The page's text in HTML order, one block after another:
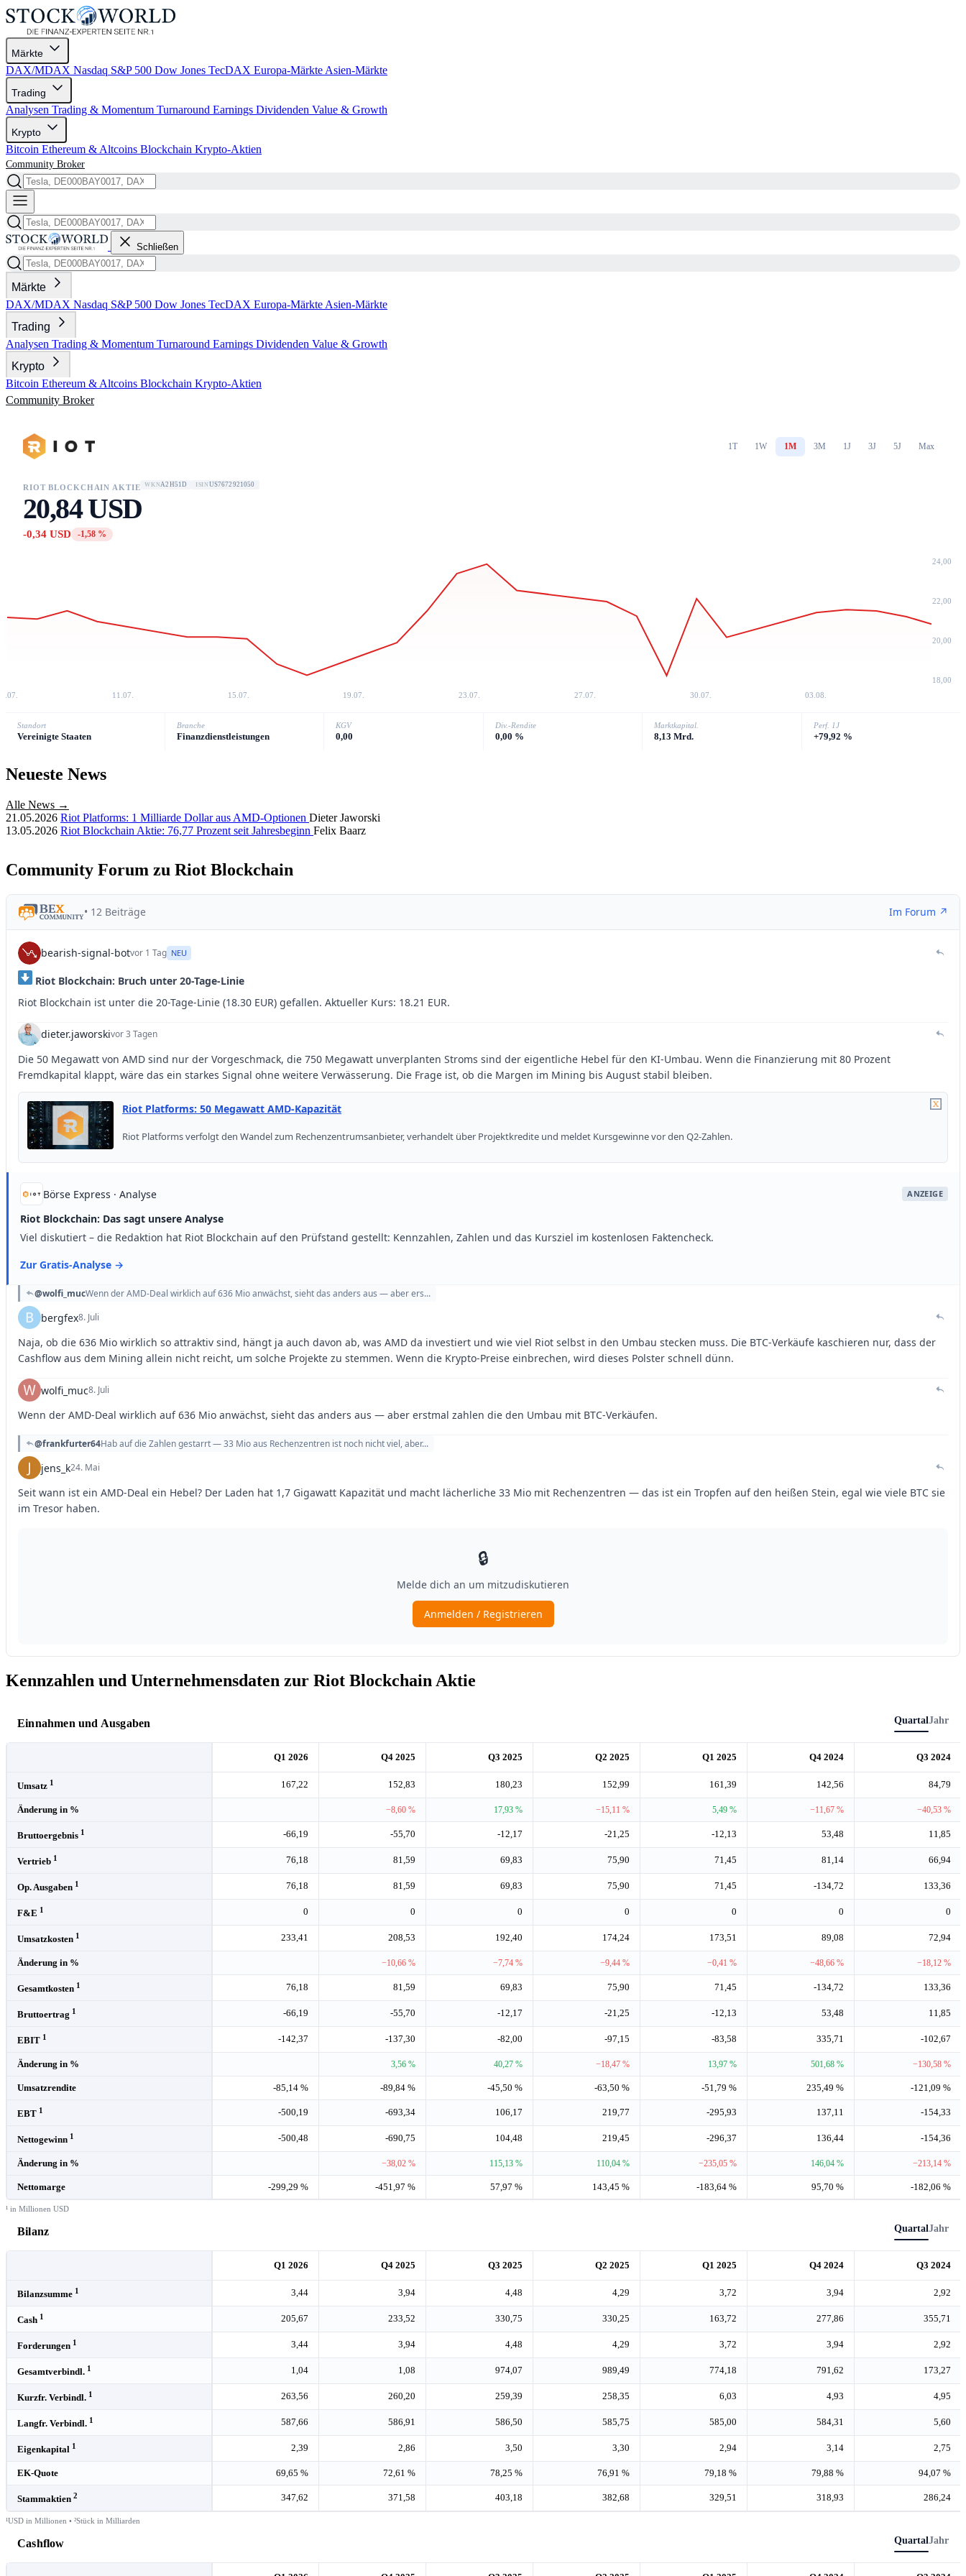
Märkte
DAX/MDAX Nasdaq S&P 500 Dow Jones TecDAX Europa-Märkte Asien-Märkte
Trading
Analysen Trading & Momentum Turnaround Earnings Dividenden Value & Growth
Krypto
Bitcoin Ethereum & Altcoins Blockchain Krypto-Aktien
Community Broker
Schließen
Märkte
DAX/MDAX Nasdaq S&P 500 Dow Jones TecDAX Europa-Märkte Asien-Märkte
Trading
Analysen Trading & Momentum Turnaround Earnings Dividenden Value & Growth
Krypto
Bitcoin Ethereum & Altcoins Blockchain Krypto-Aktien
Community Broker
1T 1W 1M 3M 1J 3J 5J Max
RIOT BLOCKCHAIN AKTIE WKNA2H51D ISIN US7672921050
20,84 USD
-0,34 USD -1,58 %
24,00
22,00
20,00
18,00
11.07. 15.07. 19.07. 23.07. 27.07. 30.07. 03.08.
Standort
Vereinigte Staaten
Branche
Finanzdienstleistungen
KGV
0,00
Div.-Rendite
0,00 %
Marktkapital.
8,13 Mrd.
Perf. 1J
+79,92 %
Neueste News
Alle News →
21.05.2026 Riot Platforms: 1 Milliarde Dollar aus AMD-Optionen Dieter Jaworski
13.05.2026 Riot Blockchain Aktie: 76,77 Prozent seit Jahresbeginn Felix Baarz
Community Forum zu Riot Blockchain
Kennzahlen und Unternehmensdaten zur Riot Blockchain Aktie
Einnahmen und Ausgaben QuartalJahr
Q1 2026 Q4 2025 Q3 2025 Q2 2025 Q1 2025 Q4 2024 Q3 2024
Umsatz 1 167,22 152,83 180,23 152,99 161,39 142,56 84,79
Änderung in % −8,60 % 17,93 % −15,11 % 5,49 % −11,67 % −40,53 %
Bruttoergebnis 1 -66,19 -55,70 -12,17 -21,25 -12,13 53,48 11,85
Vertrieb 1 76,18 81,59 69,83 75,90 71,45 81,14 66,94
Op. Ausgaben 1 76,18 81,59 69,83 75,90 71,45 -134,72 133,36
F&E 1 0 0 0 0 0 0 0
Umsatzkosten 1 233,41 208,53 192,40 174,24 173,51 89,08 72,94
Änderung in % −10,66 % −7,74 % −9,44 % −0,41 % −48,66 % −18,12 %
Gesamtkosten 1 76,18 81,59 69,83 75,90 71,45 -134,72 133,36
Bruttoertrag 1 -66,19 -55,70 -12,17 -21,25 -12,13 53,48 11,85
EBIT 1 -142,37 -137,30 -82,00 -97,15 -83,58 335,71 -102,67
Änderung in % 3,56 % 40,27 % −18,47 % 13,97 % 501,68 % −130,58 %
Umsatzrendite -85,14 % -89,84 % -45,50 % -63,50 % -51,79 % 235,49 % -121,09 %
EBT 1 -500,19 -693,34 106,17 219,77 -295,93 137,11 -154,33
Nettogewinn 1 -500,48 -690,75 104,48 219,45 -296,37 136,44 -154,36
Änderung in % −38,02 % 115,13 % 110,04 % −235,05 % 146,04 % −213,14 %
Nettomarge -299,29 % -451,97 % 57,97 % 143,45 % -183,64 % 95,70 % -182,06 %
¹ in Millionen USD
Bilanz QuartalJahr
Q1 2026 Q4 2025 Q3 2025 Q2 2025 Q1 2025 Q4 2024 Q3 2024
Bilanzsumme 1 3,44 3,94 4,48 4,29 3,72 3,94 2,92
Cash 1 205,67 233,52 330,75 330,25 163,72 277,86 355,71
Forderungen 1 3,44 3,94 4,48 4,29 3,72 3,94 2,92
Gesamtverbindl. 1 1,04 1,08 974,07 989,49 774,18 791,62 173,27
Kurzfr. Verbindl. 1 263,56 260,20 259,39 258,35 6,03 4,93 4,95
Langfr. Verbindl. 1 587,66 586,91 586,50 585,75 585,00 584,31 5,60
Eigenkapital 1 2,39 2,86 3,50 3,30 2,94 3,14 2,75
EK-Quote 69,65 % 72,61 % 78,25 % 76,91 % 79,18 % 79,88 % 94,07 %
Stammaktien 2 347,62 371,58 403,18 382,68 329,51 318,93 286,24
¹USD in Millionen • ²Stück in Milliarden
Cashflow QuartalJahr